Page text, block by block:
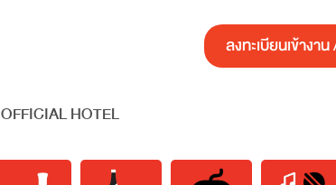
ลงทะเบียนเข้างา
OFFICIAL HOTEL